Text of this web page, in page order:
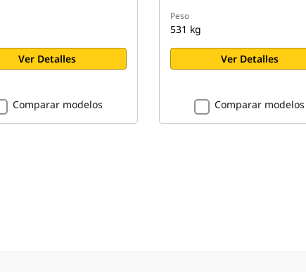
Ver Detalles
Comparar modelos
Peso
531 kg
Ver Detalles
Comparar modelos